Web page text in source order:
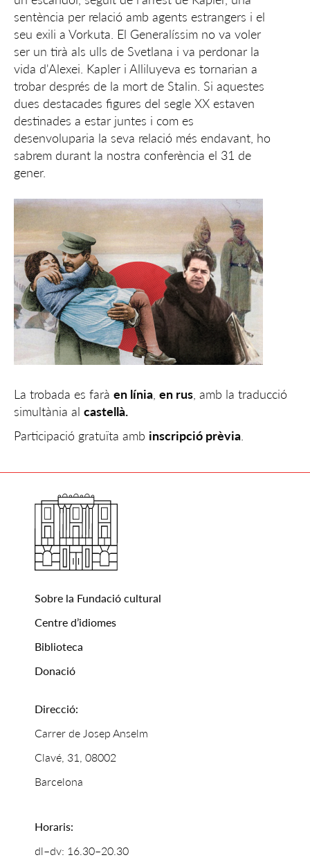
sentència per relació amb agents estrangers i el
seu exili a Vorkuta. El Generalíssim no va voler
ser un tirà als ulls de Svetlana i va perdonar la
vida d'Alexei. Kapler i Alliluyeva es tornarian a
trobar després de la mort de Stalin. Si aquestes
dues destacades figures del segle XX estaven
destinades a estar juntes i com es
desenvoluparia la seva relació més endavant, ho
sabrem durant la nostra conferència el 31 de
gener.
La trobada es farà en línia en rus , amb la traducció
simultània al castellà.
Participació gratuïta amb inscripció prèvia
Sobre la Fundació cultural
Centre d’idiomes
Biblioteca
Donació
Direcció:
Carrer de Josep Anselm
Clavé, 31, 08002
Barcelona
Horaris:
dl–dv: 16.30–20.30